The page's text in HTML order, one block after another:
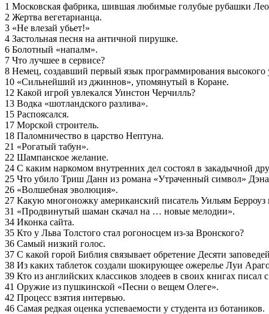
1 Московская фабрика, шившая любимые голубые рубашки
2 Жертва вегетарианца.
3 «Не влезай убьет!»
4 Застольная песня на античной пирушке.
6 Болотный «напалм».
7 Что лучшее в сервисе?
8 Немец, создавший первый язык программирования высокого
10 «Сильнейший из джиннов», упомянутый в Коране.
12 Какой игрой увлекался Уинстон Черчилль?
13 Водка «шотландского разлива».
15 Распоясался.
17 Морской строитель.
18 Паломничество в царство Нептуна.
21 «Рогатый табун».
22 Шампанское желание.
24 С каким наркомом внутренних дел состоял в закадычной
25 Что убило Триш Данн из романа «Утраченный символ» Дэна
26 «Волшебная эволюция».
27 Какую многоножку американский писатель Уильям
31 «Продвинутый шаман скачал на … новые мелодии».
34 Иконка сайта.
35 Кто у Льва Толстого стал рогоносцем из-за Вронского?
36 Самый низкий голос.
37 С какой горой Библия связывает обретение Десяти
38 Из каких таблеток создали шокирующее ожерелье Луи
39 Кто из английских классиков злодеев в своих книгах писал
41 Оружие из пушкинской «Песни о вещем Олеге».
42 Процесс взятия интервью.
46 Самая редкая оценка успеваемости у студента из ботаников.